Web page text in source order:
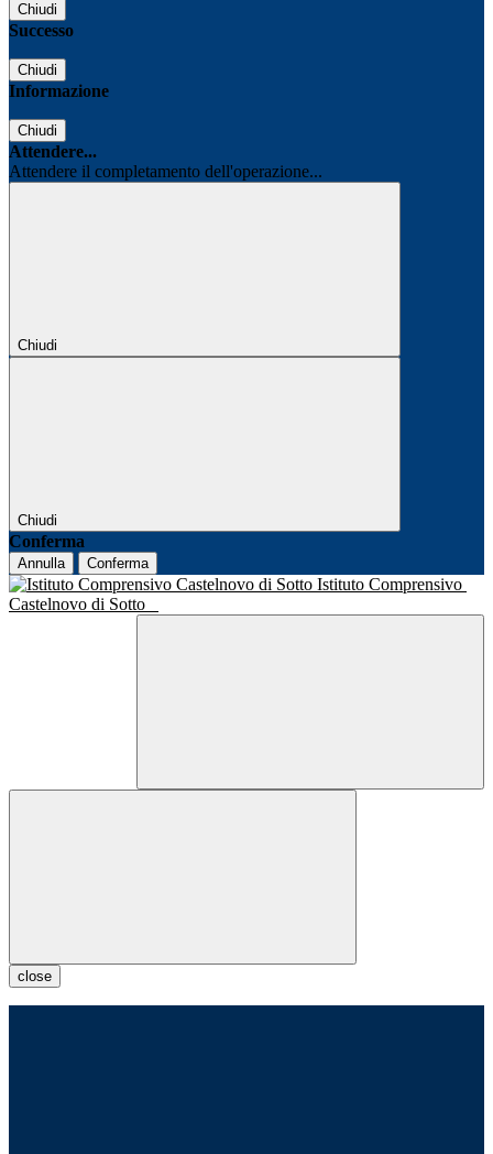
Chiudi
Successo
Chiudi
Informazione
Chiudi
Attendere...
Attendere il completamento dell'operazione...
Chiudi
Chiudi
Conferma
Annulla Conferma
Istituto Comprensivo
Castelnovo di Sotto
close